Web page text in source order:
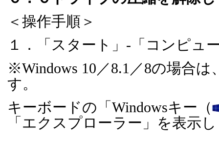
＜操作手順＞
１．「スタート」 - 「コンピュ
※Windows 10 ／8.1 ／8の場合は
す。
キーボードの「 Windowsキー（
「エクスプローラー」を表示